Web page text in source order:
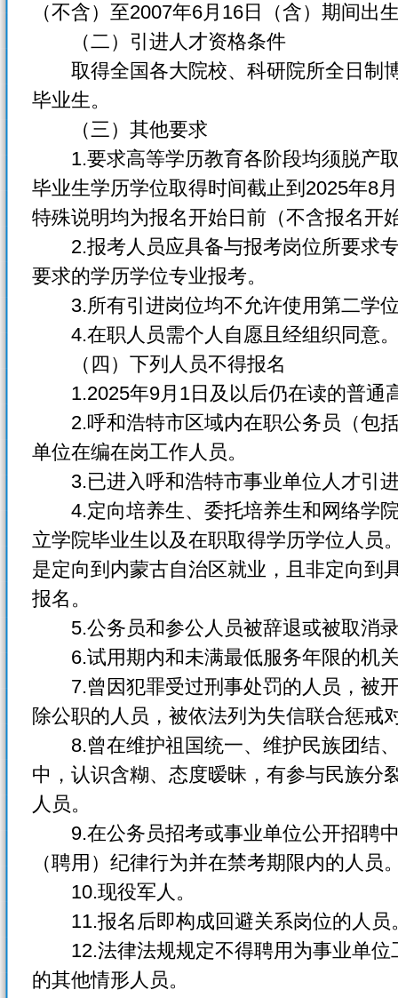
（不含）至2007年6月16日（含）期间出
（二）引进人才资格条件
取得全国各大院校、科研院所全日制
毕业生。
（三）其他要求
1.要求高等学历教育各阶段均须脱产取
毕业生学历学位取得时间截止到2025年8
特殊说明均为报名开始日前（不含报名开
2.报考人员应具备与报考岗位所要求
要求的学历学位专业报考。
3.所有引进岗位均不允许使用第二学位
4.在职人员需个人自愿且经组织同意
（四）下列人员不得报名
1.2025年9月1日及以后仍在读的普通
2.呼和浩特市区域内在职公务员（包括
单位在编在岗工作人员。
3.已进入呼和浩特市事业单位人才引
4.定向培养生、委托培养生和网络学院
立学院毕业生以及在职取得学历学位人员
是定向到内蒙古自治区就业，且非定向到
报名。
5.公务员和参公人员被辞退或被取消
6.试用期内和未满最低服务年限的机
7.曾因犯罪受过刑事处罚的人员，被开
除公职的人员，被依法列为失信联合惩戒
8.曾在维护祖国统一、维护民族团结、
中，认识含糊、态度暧昧，有参与民族分
人员。
9.在公务员招考或事业单位公开招聘中
（聘用）纪律行为并在禁考期限内的人员
10.现役军人。
11.报名后即构成回避关系岗位的人员
12.法律法规规定不得聘用为事业单位
的其他情形人员。